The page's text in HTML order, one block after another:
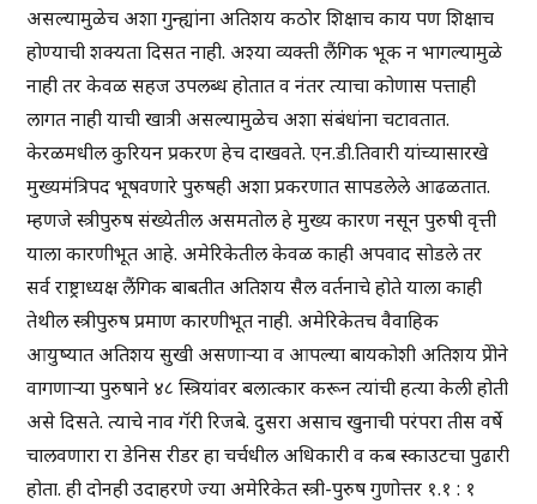
असल्यामुळेच अशा गुन्ह्यांना अतिशय कठोर शिक्षाच काय पण शिक्षाच
होण्याची शक्यता दिसत नाही. अश्या व्यक्ती लैंगिक भूक न भागल्यामुळे
नाही तर केवळ सहज उपलब्ध होतात व नंतर त्याचा कोणास पत्ताही
लागत नाही याची खात्री असल्यामुळेच अशा संबंधांना चटावतात.
केरळमधील कुरियन प्रकरण हेच दाखवते. एन.डी.तिवारी यांच्यासारखे
मुख्यमंत्रिपद भूषवणारे पुरुषही अशा प्रकरणात सापडलेले आढळतात.
म्हणजे स्त्रीपुरुष संख्येतील असमतोल हे मुख्य कारण नसून पुरुषी वृत्ती
याला कारणीभूत आहे. अमेरिकेतील केवळ काही अपवाद सोडले तर
सर्व राष्ट्राध्यक्ष लैंगिक बाबतीत अतिशय सैल वर्तनाचे होते याला काही
तेथील स्त्रीपुरुष प्रमाण कारणीभूत नाही. अमेरिकेतच वैवाहिक
आयुष्यात अतिशय सुखी असणाऱ्या व आपल्या बायकोशी अतिशय प्रेोने
वागणाऱ्या पुरुषाने ४८ स्त्रियांवर बलात्कार करून त्यांची हत्या केली होती
असे दिसते. त्याचे नाव गॅरी रिजबे. दुसरा असाच खुनाची परंपरा तीस वर्षे
चालवणारा रा डेनिस रीडर हा चर्चधील अधिकारी व कब स्काउटचा पुढारी
होता. ही दोनही उदाहरणे ज्या अमेरिकेत स्त्री-पुरुष गुणोत्तर १.१ : १